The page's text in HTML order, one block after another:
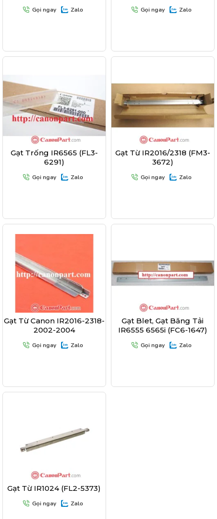
Gọi ngay Zalo Gọi ngay Zalo
Gạt Trống IR6565 (FL3-
6291)
Gọi ngay Zalo
Gạt Từ IR2016/2318 (FM3-
3672)
Gọi ngay Zalo
Gạt Từ Canon IR2016-2318-
2002-2004
Gọi ngay Zalo
Gạt Blet, Gạt Băng Tải
IR6555 6565i (FC6-1647)
Gọi ngay Zalo
Gạt Từ IR1024 (FL2-5373)
Gọi ngay Zalo